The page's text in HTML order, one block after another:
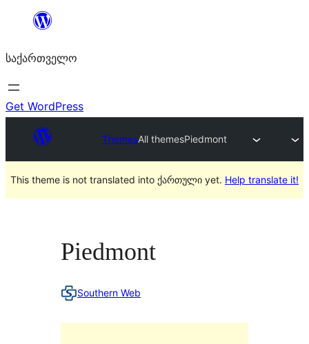
შიგთავსზე
საქართველო
Get WordPress
ThemesAll themesPiedmont
This theme is not translated into ქართული yet. Help translate it!
Piedmont
Southern Web